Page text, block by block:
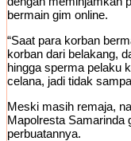
bermain gim online.
“Saat para korban
korban dari belakang,
hingga sperma pelaku
celana, jadi tidak
Meski masih remaja,
Mapolresta Samarinda
perbuatannya.